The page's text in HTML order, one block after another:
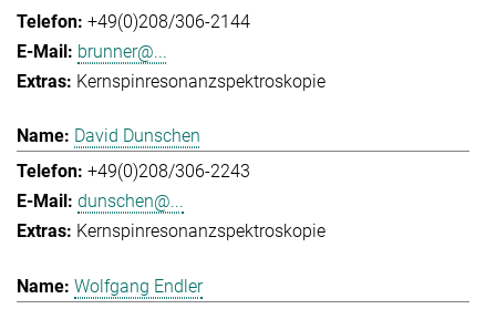
+49(0)208/306-2144
brunner@...
Kernspinresonanzspektroskopie
David Dunschen
+49(0)208/306-2243
dunschen@...
Kernspinresonanzspektroskopie
Wolfgang Endler